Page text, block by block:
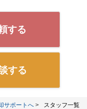
する
する
サポートへ スタッフ一覧